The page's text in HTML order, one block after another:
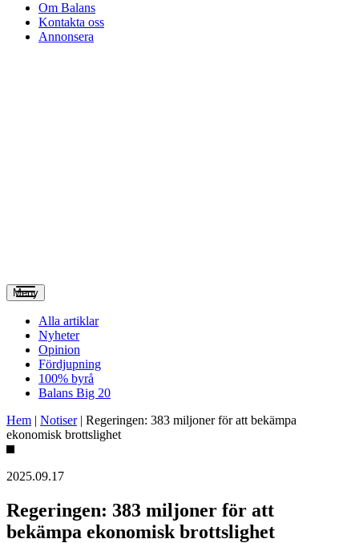
Om Balans
Kontakta oss
Annonsera
Meny
Alla artiklar
Nyheter
Opinion
Fördjupning
100% byrå
Balans Big 20
Hem | Notiser| Regeringen: 383 miljoner för att bekämpa
ekonomisk brottslighet
2025.09.17
Regeringen: 383 miljoner för att
bekämpa ekonomisk brottslighet